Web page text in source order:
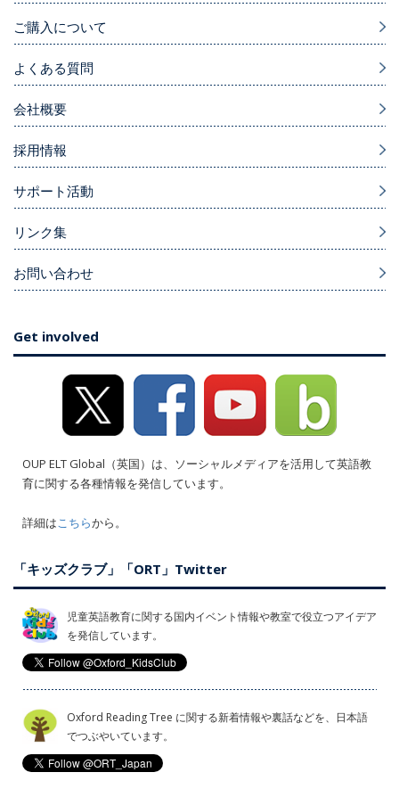
ご購入について
よくある質問
会社概要
採用情報
サポート活動
リンク集
お問い合わせ
Get involved
OUP ELT Global（英国）は、ソーシャルメディアを活用して英語教
育に関する各種情報を発信しています。
詳細はこちらから。
「キッズクラブ」「ORT」Twitter
児童英語教育に関する国内イベント情報や教室で役立つアイデア
を発信しています。
Oxford Reading Tree に関する新着情報や裏話などを、日本語
でつぶやいています。